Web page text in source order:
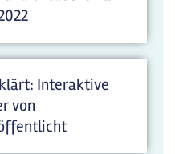
Interaktive
von